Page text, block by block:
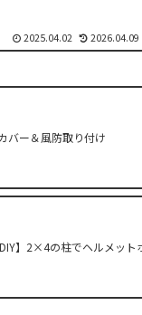
2025.04.02 2026.04.09
バー＆風防取り付け
DIY】2×4の柱でヘルメッ